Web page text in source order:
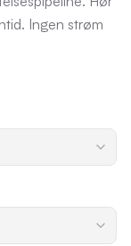
Ingen strøm